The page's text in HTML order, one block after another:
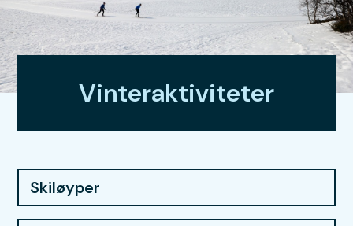
Vinteraktiviteter
Skiløyper